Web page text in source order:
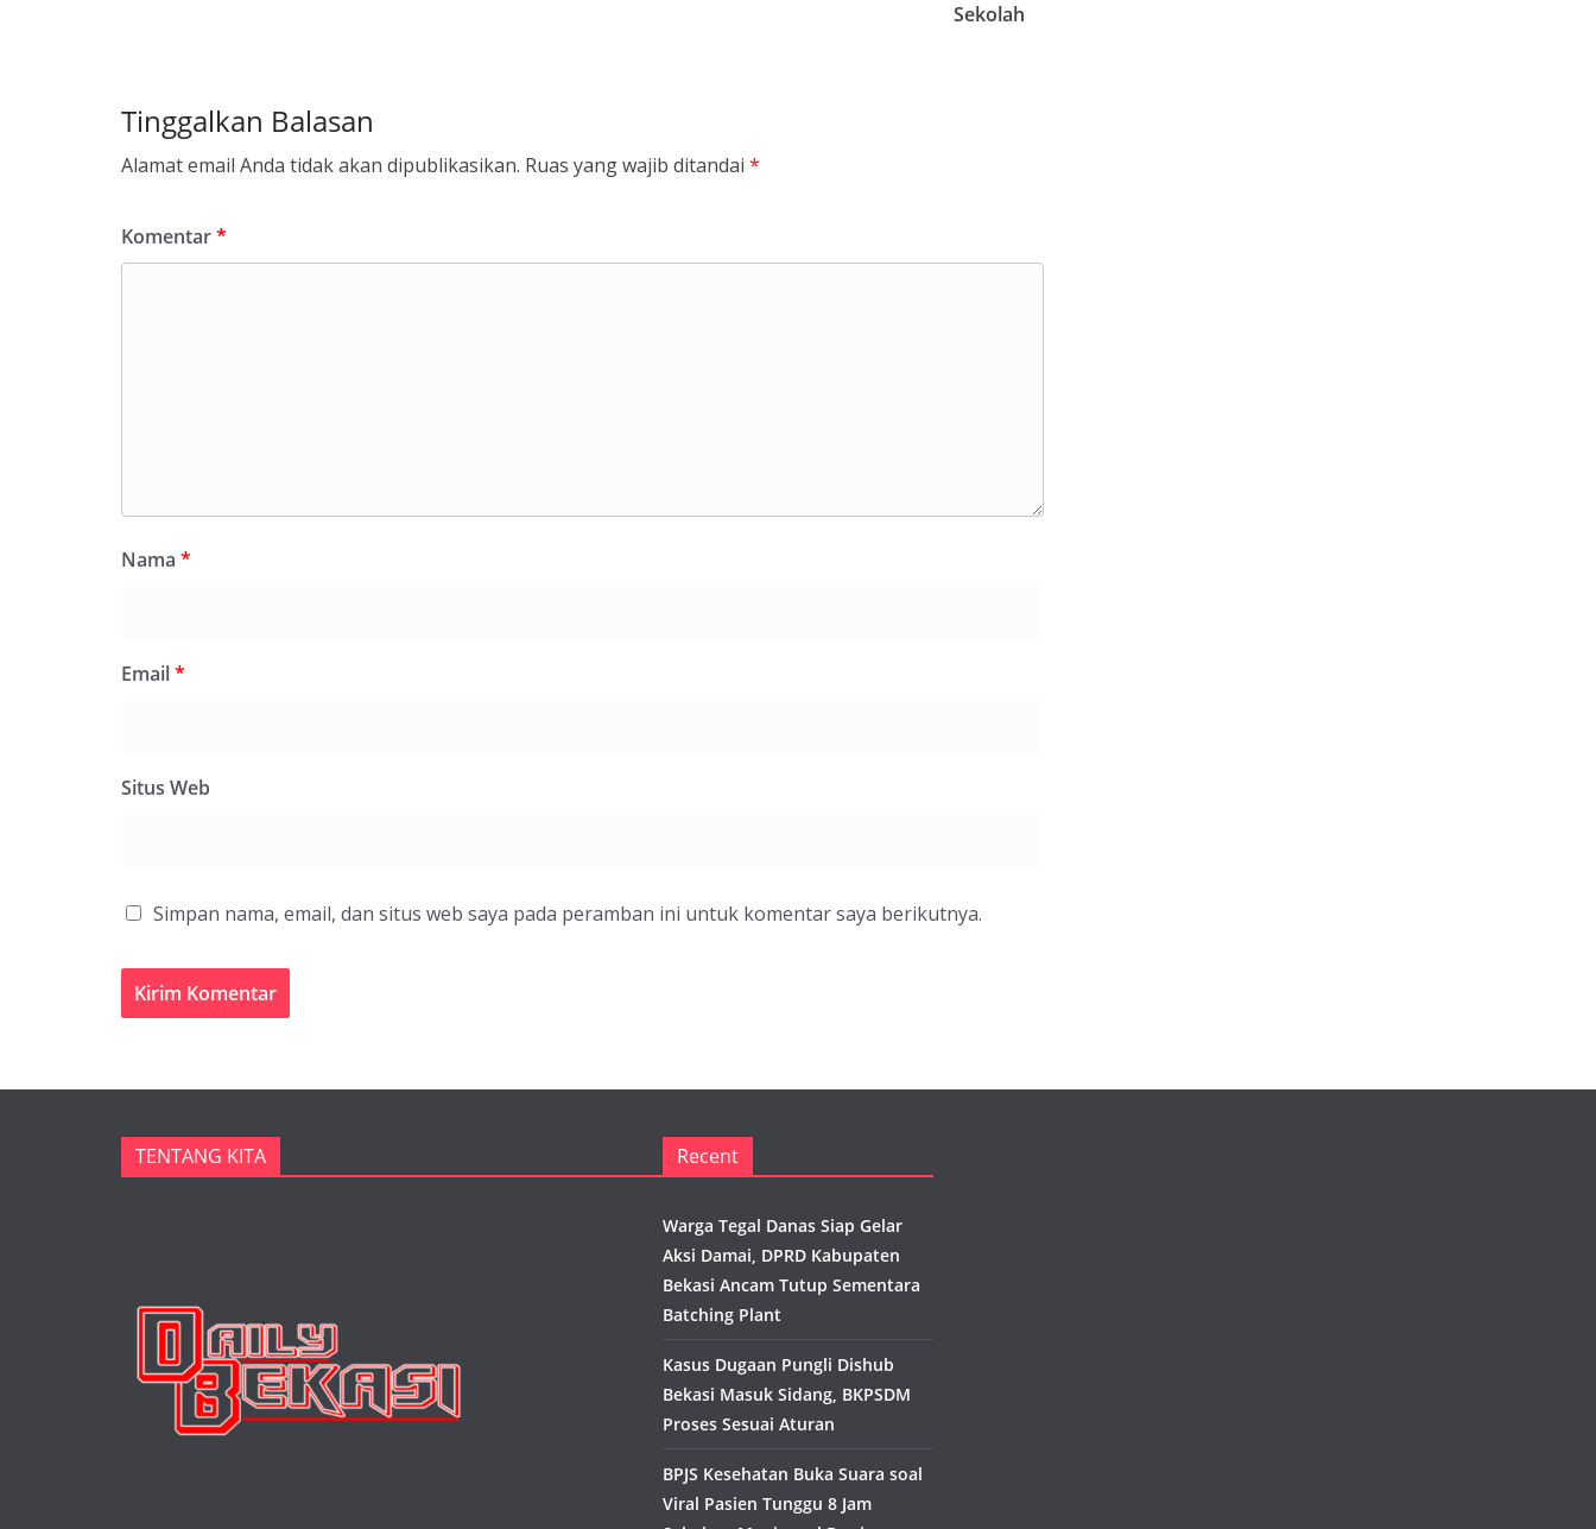
Sekolah
Tinggalkan Balasan
Alamat email Anda tidak akan dipublikasikan. Ruas yang wajib ditandai *
Komentar*
Nama *
Email*
Situs Web
Simpan nama, email, dan situs web saya pada peramban ini untuk komentar saya berikutnya.
TENTANG KITA Recent
Warga Tegal Danas Siap Gelar
Aksi Damai, DPRD Kabupaten
Bekasi Ancam Tutup Sementara
Batching Plant
Kasus Dugaan Pungli Dishub
Bekasi Masuk Sidang, BKPSDM
Proses Sesuai Aturan
BPJS Kesehatan Buka Suara soal
Viral Pasien Tunggu 8 Jam